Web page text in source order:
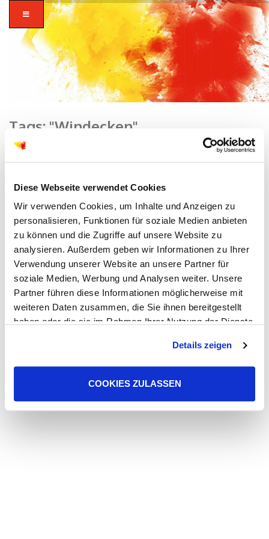
Diese Webseite verwendet Cookies
Wir verwenden Cookies, um Inhalte und Anzeigen zu
personalisieren, Funktionen für soziale Medien anbieten
zu können und die Zugriffe auf unsere Website zu
analysieren. Außerdem geben wir Informationen zu Ihrer
Verwendung unserer Website an unsere Partner für
soziale Medien, Werbung und Analysen weiter. Unsere
Partner führen diese Informationen möglicherweise mit
weiteren Daten zusammen, die Sie ihnen bereitgestellt
haben oder die sie im Rahmen Ihrer Nutzung der Dienste
Cookies, wenn Sie unsere Webseite weiterhin nutzen.
Details zeigen
COOKIES ZULASSEN
zusammen in
vielfalt glauben.
Tags: "Windecken"
Home